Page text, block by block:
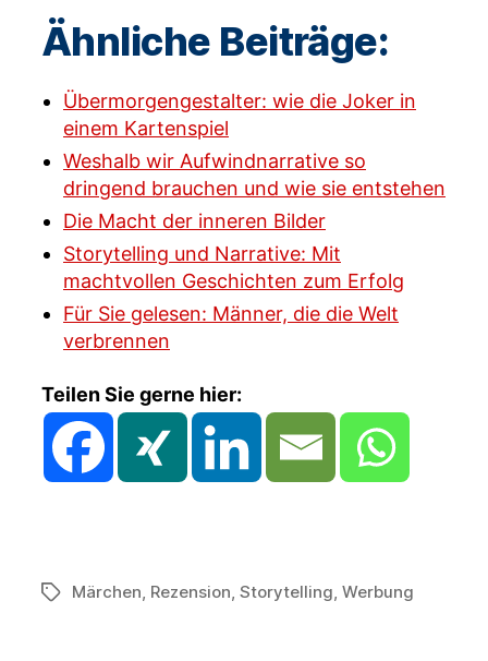
Ähnliche Beiträge:
Übermorgengestalter: wie die Joker in
einem Kartenspiel
Weshalb wir Aufwindnarrative so
dringend brauchen und wie sie entstehen
Die Macht der inneren Bilder
Storytelling und Narrative: Mit
machtvollen Geschichten zum Erfolg
Für Sie gelesen: Männer, die die Welt
verbrennen
Teilen Sie gerne hier:
Schlagwörter
Märchen, Rezension, Storytelling, Werbung